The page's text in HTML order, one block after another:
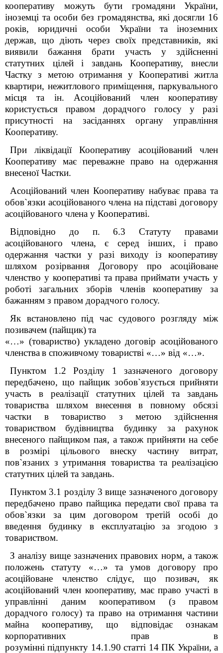
кооперативу можуть бути громадяни України,
іноземці та особи без громадянства, які досягли 16
років, юридичні особи України та іноземних
держав, що діють через своїх представників, які
виявили бажання брати участь у здійсненні
статутних цілей і завдань Кооперативу, внесли
Частку з метою отримання у Кооперативі житла
квартири, нежитлового приміщення, паркувального
місця та ін. Асоційований член кооперативу
користується правом дорадчого голосу у разі
присутності на засіданнях органу управління
Кооперативу.
При ліквідації Кооперативу асоційований член
Кооперативу має переважне право на одержання
внесеної Частки.
Асоційований член Кооперативу набуває права та
обов`язки асоційованого члена на підставі договору
асоційованого члена у Кооперативі.
Відповідно до п.
6.3 Статуту правами
асоційованого члена, є серед інших, і право
одержання частки у разі виходу із кооперативу
шляхом розірвання Договору про асоційоване
членство у кооперативі та права приймати участь у
роботі загальних зборів членів кооперативу за
бажанням з правом дорадчого голосу.
Як встановлено під час судового розгляду між
позивачем (пайщик)та
«…» (товариство) укладено договір асоційованого
членствав споживчому товаристві «…» від «…».
Пунктом 1.2 Розділу 1 зазначеного договору
передбачено, що пайщик зобов`язується прийняти
участь в реалізації статутних цілей та завдань
товариства шляхом внесення в повному обсязі
частки в товариство з метою здійснення
товариством
будівництва будинку за рахунок
внесеного пайщиком пая, а також прийняти на себе
в розмірі цільового внеску частину витрат,
пов`язаних з утримання товариства та реалізацією
статутних цілей та завдань.
Пунктом 3.1 розділу 3 вище зазначеного договору
передбачено право пайщика передати свої права та
обов`язки за цим договором третій особі до
введення будинку в експлуатацію за згодою з
товариством.
З аналізу вище зазначених правових норм, а також
положень статуту «…» та умов договору про
асоційоване членство слідує, що позивач, як
асоційований член кооперативу, має право участі в
управлінні даним кооперативом (з правом
дорадчого голосу) та право на отримання частини
майна кооперативу, що відповідає ознакам
корпоративних прав в
розумінні підпункту 14.1.90 статті 14 ПК України, а